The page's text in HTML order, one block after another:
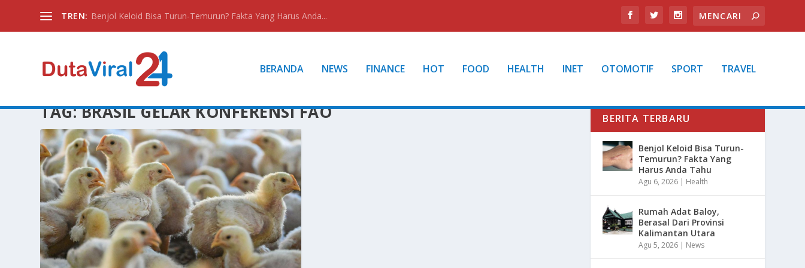
TREN: Benjol Keloid Bisa Turun-Temurun? Fakta Yang Harus Anda...
BERANDA NEWS FINANCE HOT FOOD HEALTH INET OTOMOTIF SPORT TRAVEL
TAG:BRASIL GELAR KONFERENSI FAO BERITA TERBARU
Benjol Keloid Bisa Turun-
Temurun? Fakta Yang
Harus Anda Tahu
Agu 6, 2026 | Health
Rumah Adat Baloy,
Berasal Dari Provinsi
Kalimantan Utara
Agu 5, 2026 | News